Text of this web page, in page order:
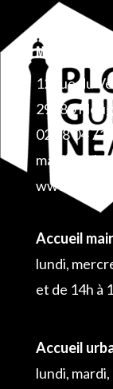
MAIRIE DE
12 rue du
29880
02 98 04 71
Accueil
lundi,
et de 14h à
Accueil
lundi,